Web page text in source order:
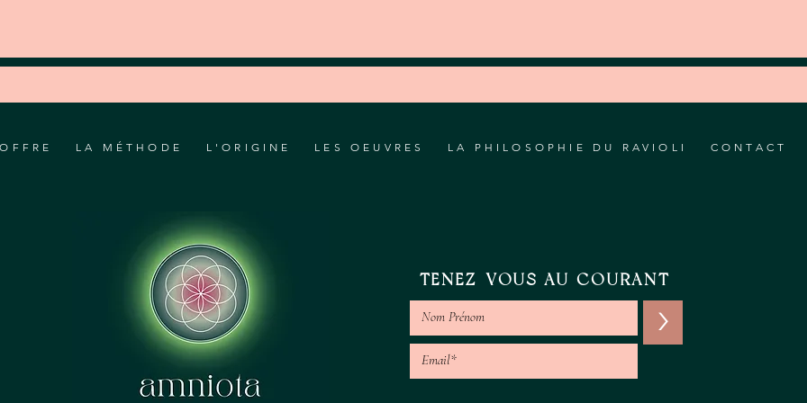
LA MÉTHODE L'ORIGINE LES OEUVRES LA PHILOSOPHIE DU RAVIOLI CONTACT
TENEZ-VOUS AU COURANT
>